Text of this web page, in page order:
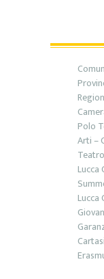
Polo
Arti –
Lucca
Lucca